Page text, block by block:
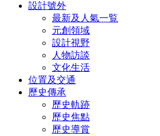
設計號外
最新及人氣一覧
元創領域
設計視野
人物訪談
文化生活
位置及交通
歷史傳承
歷史軌跡
歷史焦點
歷史導賞